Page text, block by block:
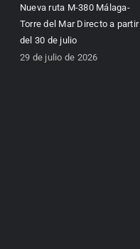
Nueva ruta M-380 Málaga-
Torre del Mar Directo a partir
del 30 de julio
29 de julio de 2026